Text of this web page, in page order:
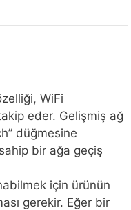
WiFi
takip eder. Gelişmiş ağ
düğmesine
sahip bir ağa geçiş
için ürünün
gerekir. Eğer bir